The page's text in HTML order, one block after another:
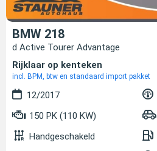
BMW 218
d Active Tourer Advantage
Rijklaar op kenteken
incl. BPM, btw en standaard import pakket
12/2017
150 PK (110 KW)
Handgeschakeld